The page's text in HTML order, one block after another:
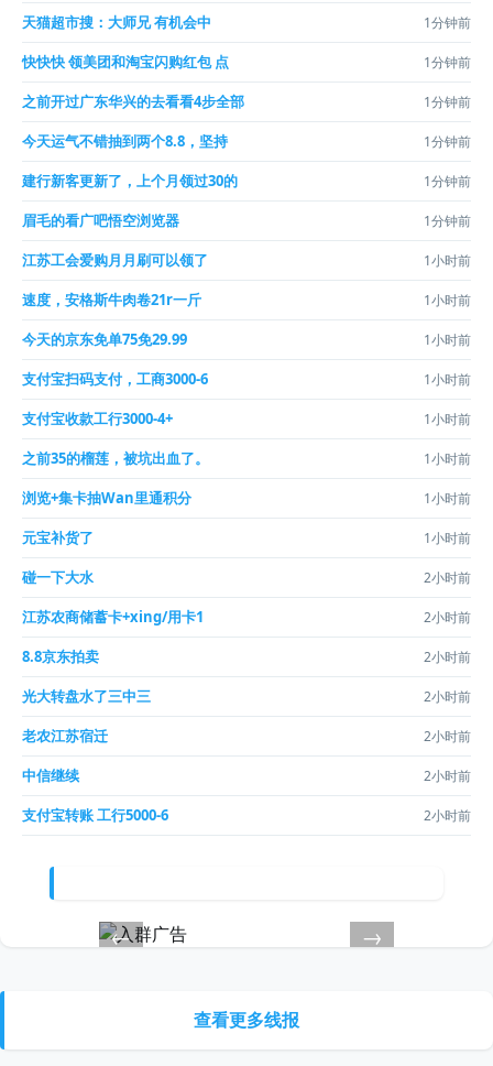
天猫超市搜：大师兄 有机会中 1分钟前
快快快 领美团和淘宝闪购红包 点 1分钟前
之前开过广东华兴的去看看4步全部 1分钟前
今天运气不错抽到两个8.8，坚持 1分钟前
建行新客更新了，上个月领过30的 1分钟前
眉毛的看广吧悟空浏览器 1分钟前
江苏工会爱购月月刷可以领了 1小时前
速度，安格斯牛肉卷21r一斤 1小时前
今天的京东免单75免29.99 1小时前
支付宝扫码支付，工商3000-6 1小时前
支付宝收款工行3000-4+ 1小时前
之前35的榴莲，被坑出血了。 1小时前
浏览+集卡抽Wan里通积分 1小时前
元宝补货了 1小时前
碰一下大水 2小时前
江苏农商储蓄卡+xing/用卡1 2小时前
8.8京东拍卖 2小时前
光大转盘水了三中三 2小时前
老农江苏宿迁 2小时前
中信继续 2小时前
支付宝转账 工行5000-6 2小时前
← →
查看更多线报